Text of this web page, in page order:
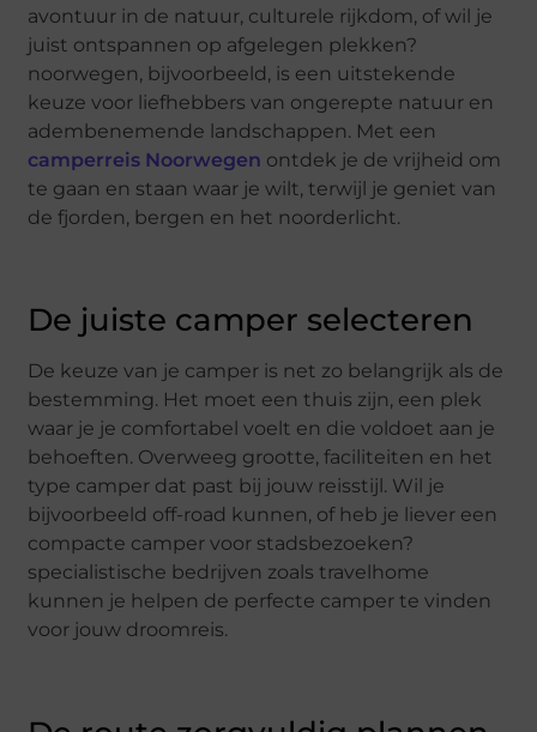
avontuur in de natuur, culturele rijkdom, of wil je
juist ontspannen op afgelegen plekken?
noorwegen, bijvoorbeeld, is een uitstekende
keuze voor liefhebbers van ongerepte natuur en
adembenemende landschappen. Met een
camperreis Noorwegen ontdek je de vrijheid om
te gaan en staan waar je wilt, terwijl je geniet van
de fjorden, bergen en het noorderlicht.
De juiste camper selecteren
De keuze van je camper is net zo belangrijk als de
bestemming. Het moet een thuis zijn, een plek
waar je je comfortabel voelt en die voldoet aan je
behoeften. Overweeg grootte, faciliteiten en het
type camper dat past bij jouw reisstijl. Wil je
bijvoorbeeld off-road kunnen, of heb je liever een
compacte camper voor stadsbezoeken?
specialistische bedrijven zoals travelhome
kunnen je helpen de perfecte camper te vinden
voor jouw droomreis.